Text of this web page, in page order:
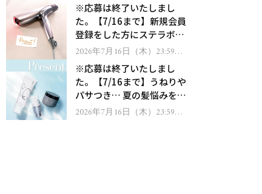
※応募は終了いたしまし
た。【7/16まで】新規会員
登録をした方にステラボー
テのシャインリバース ヘア
ゼント！
2026年7月16日（木）23:59ま
※応募は終了いたしまし
た。【7/16まで】うねりや
パサつき… 夏の髪悩みを解
消するヘアケアアイテムを
2026年7月16日（木）23:59ま